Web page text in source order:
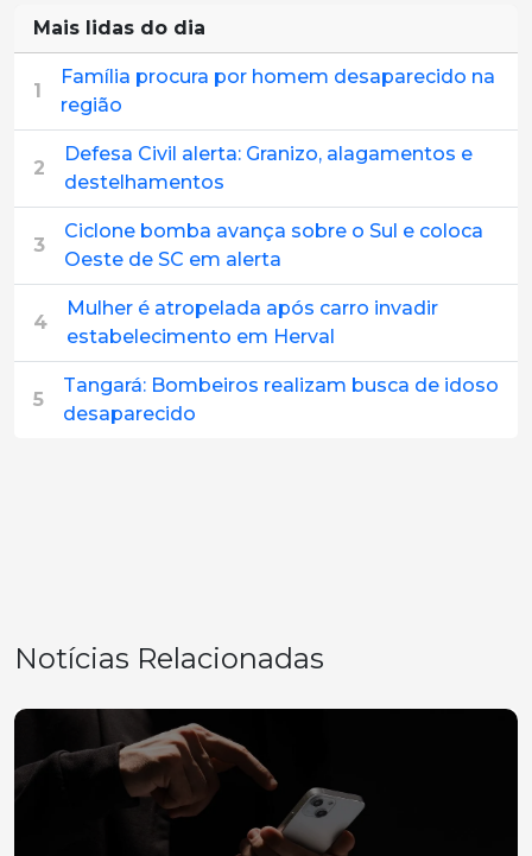
Mais lidas do dia
1
Família procura por homem desaparecido na
região
2
Defesa Civil alerta: Granizo, alagamentos e
destelhamentos
3
Ciclone bomba avança sobre o Sul e coloca
Oeste de SC em alerta
4
Mulher é atropelada após carro invadir
estabelecimento em Herval
5
Tangará: Bombeiros realizam busca de idoso
desaparecido
Notícias Relacionadas